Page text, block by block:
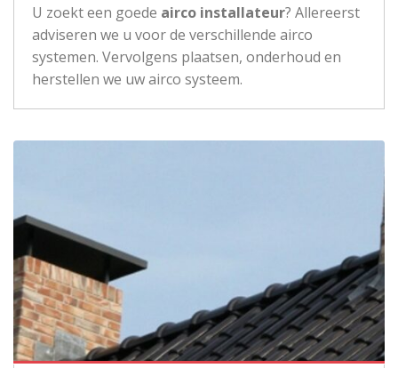
U zoekt een goede airco installateur? Allereerst
adviseren we u voor de verschillende airco
systemen. Vervolgens plaatsen, onderhoud en
herstellen we uw airco systeem.